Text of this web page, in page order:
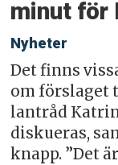
minut för
Nyheter
Det finns
om förslaget
lantråd
diskueras,
knapp. ”Det